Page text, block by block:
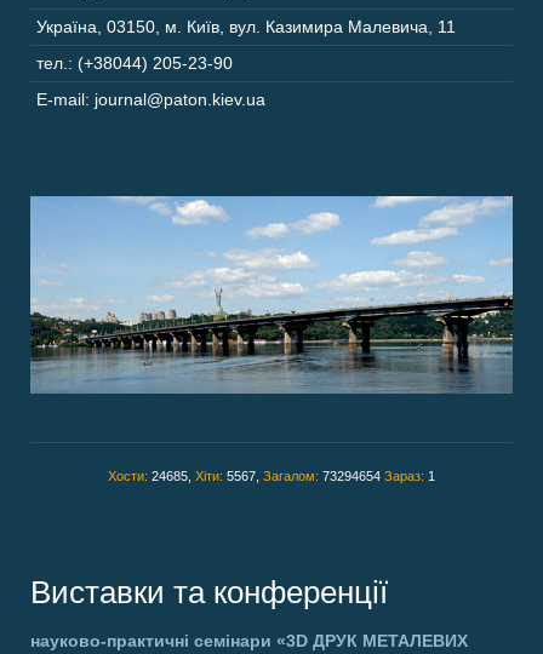
Україна 03150 м. Київ, вул. Казимира Малевича, 11
тел.: (+38044) 205-23-90
E-mail: journal@paton.kiev.ua
Хости: 24685, Хіти: 5567, Загалом: 73294654 Зараз: 1
Виставки та конференції
науково-практичні семінари «3D ДРУК МЕТАЛЕВИХ